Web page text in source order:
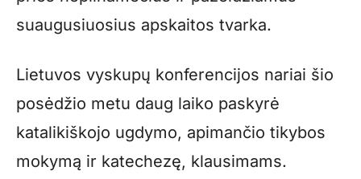
suaugusiuosius apskaitos tvarka.
Lietuvos vyskupų konferencijos nariai šio
posėdžio metu daug laiko paskyrė
katalikiškojo ugdymo, apimančio tikybos
mokymą ir katechezę, klausimams.